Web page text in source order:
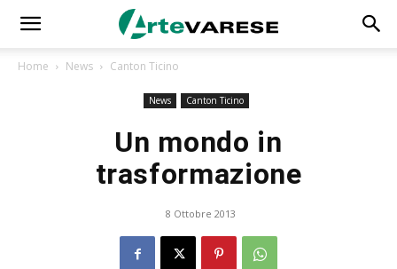
Home News Canton Ticino
News Canton Ticino
Un mondo in
trasformazione
8 Ottobre 2013